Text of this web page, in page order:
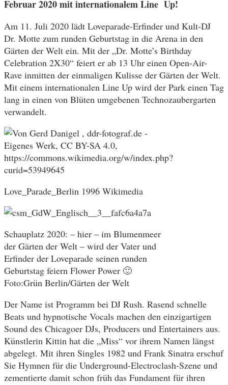
Februar 2020 mit internationalem Line Up!
Am 11. Juli 2020 lädt Loveparade-Erfinder und Kult-DJ
Dr. Motte zum runden Geburtstag in die Arena in den
Gärten der Welt ein. Mit der „Dr. Motte’s Birthday
Celebration 2X30“ feiert er ab 13 Uhr einen Open-Air-
Rave inmitten der einmaligen Kulisse der Gärten der Welt.
Mit einem internationalen Line Up wird der Park einen Tag
lang in einen von Blüten umgebenen Technozaubergarten
verwandelt.
Love_Parade_Berlin 1996 Wikimedia
Schauplatz 2020: – hier – im Blumenmeer
der Gärten der Welt – wird der Vater und
Erfinder der Loveparade seinen runden
Geburtstag feiern Flower Power 🙂
Foto:Grün Berlin/Gärten der Welt
Der Name ist Programm bei DJ Rush. Rasend schnelle
Beats und hypnotische Vocals machen den einzigartigen
Sound des Chicagoer DJs, Producers und Entertainers aus.
Künstlerin Kittin hat die „Miss“ vor ihrem Namen längst
abgelegt. Mit ihren Singles 1982 und Frank Sinatra erschuf
Sie Hymnen für die Underground-Electroclash-Szene und
zementierte damit schon früh das Fundament für ihren